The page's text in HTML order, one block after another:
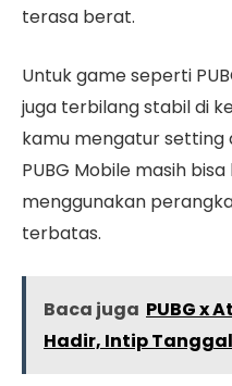
terasa berat.
Untuk game seperti
juga terbilang stabil di
kamu mengatur
PUBG Mobile masih
menggunakan
terbatas.
Baca juga PUBG x
Hadir, Intip